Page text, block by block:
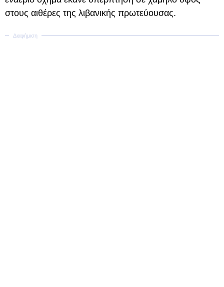
στους αιθέρες της λιβανικής πρωτεύουσας.